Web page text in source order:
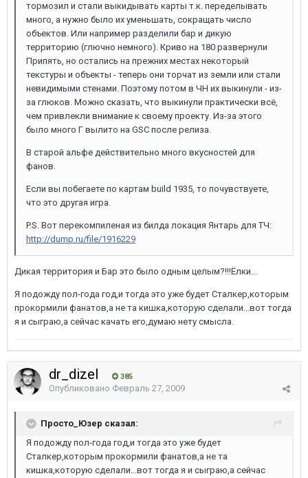
тормозил и стали выкидывать карты т.к. переделывать
много, а нужно было их уменьшать, сокращать число
объектов. Или например разделили бар и дикую
территорию (глючно немного). Криво на 180 развернули
Припять, но остались на прежних местах некоторый
текстуры и объекты - теперь они торчат из земли или стали
невидимыми стенами. Поэтому потом в ЧН их выкинули - из-
за глюков. Можно сказать, что выкинули практически всё,
чем привлекли внимание к своему проекту. Из-за этого
было много Г вылито на GSC после релиза.
В старой альфе действительно много вкусностей для
фанов.
Если вы побегаете по картам build 1935, то почувствуете,
что это другая игра.
P.S. Вот перекомпиленая из билда локация Янтарь для ТЧ:
http://dump.ru/file/1916229
Дикая территория и Бар это было одным целым?!!!Ёлки...
Я подожду пол-года год,и тогда это уже будет Сталкер,которым
прокормили фанатов,а не та кишка,которую сделали...вот тогда
я и сыграю,а сейчас качать его,думаю нету смысла.
dr_dizel 385
Опубликовано Февраль 27, 2009
Просто_Юзер сказал:
Я подожду пол-года год,и тогда это уже будет
Сталкер,которым прокормили фанатов,а не та
кишка,которую сделали...вот тогда я и сыграю,а сейчас